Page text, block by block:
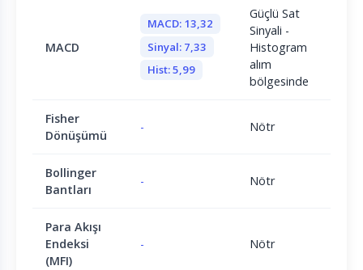
MACD
MACD: 13,32
Sinyal: 7,33
Hist: 5,99
Güçlü Sat
Sinyali -
Histogram
alım
bölgesinde
Fisher
Dönüşümü
- Nötr
Bollinger
Bantları
- Nötr
Para Akışı
Endeksi
(MFI)
- Nötr